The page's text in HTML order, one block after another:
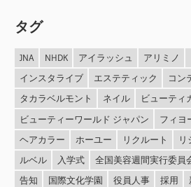
タグ
JNA NHDK アイラッシュ アリミノ
インスタライブ
エステティック コン
タカラベルモント
ネイル
ビューティ
ビューティーワールド ジャパン
フィヨ
ヘアカラー
ホーユー リクルート リ
ルベル
入学式 全国美容週間実行委員
告知
国際文化学園 役員人事 採用